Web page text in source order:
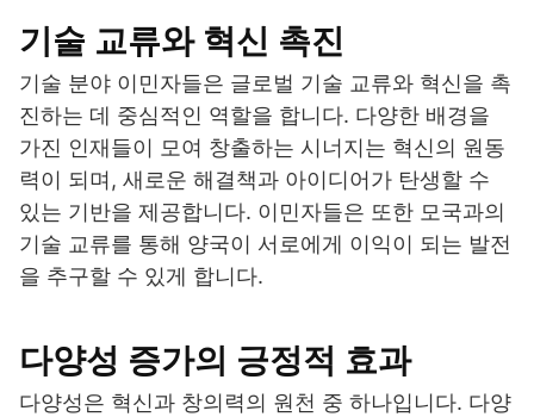
기술 교류와 혁신 촉진
기술 분야 이민자들은 글로벌 기술 교류와 혁신을 촉
진하는 데 중심적인 역할을 합니다. 다양한 배경을
가진 인재들이 모여 창출하는 시너지는 혁신의 원동
력이 되며, 새로운 해결책과 아이디어가 탄생할 수
있는 기반을 제공합니다. 이민자들은 또한 모국과의
기술 교류를 통해 양국이 서로에게 이익이 되는 발전
을 추구할 수 있게 합니다.
다양성 증가의 긍정적 효과
다양성은 혁신과 창의력의 원천 중 하나입니다. 다양